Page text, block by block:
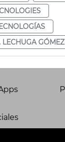
LECHUGA GÓMEZ